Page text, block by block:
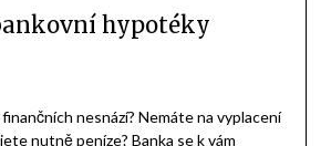
hypotéky
nesnází? Nemáte na vyplacení
nutně peníze? Banka se k vám